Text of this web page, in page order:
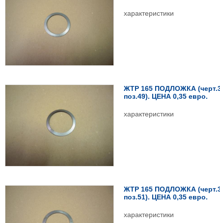
характеристики
ЖТР 165 ПОДЛОЖКА
поз.49). ЦЕНА 0,35 евро.
характеристики
ЖТР 165 ПОДЛОЖКА
поз.51). ЦЕНА 0,35 евро.
характеристики